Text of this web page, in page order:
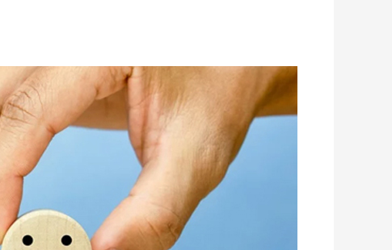
سیستم
نظرسنجی
و